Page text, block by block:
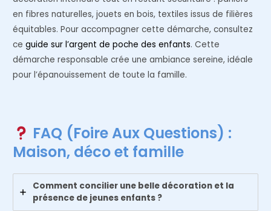
en fibres naturelles, jouets en bois, textiles issus de filières
équitables. Pour accompagner cette démarche, consultez
ceguide sur l’argent de poche des enfants. Cette
démarche responsable crée une ambiance sereine, idéale
pour l’épanouissement de toute la famille.
FAQ (Foire Aux Questions) :
Maison, déco et famille
Comment concilier une belle décoration et la
présence de jeunes enfants ?